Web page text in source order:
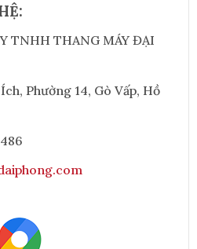
TNHH THANG MÁY ĐẠI
Phường 14, Gò Vấp, Hồ